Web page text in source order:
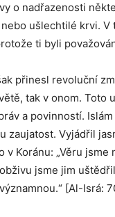
o nadřazenosti
ušlechtilé krvi.
ti byli
přinesl revoluční
tak v onom. Toto
a povinností.
zaujatost. Vyjádřil
v Koránu: „Věru
jsme jim
[Al-Isrá: